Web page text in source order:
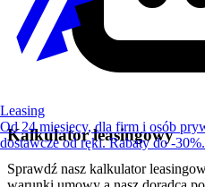
Kalkulator leasingowy
Sprawdź nasz kalkulator
Leasing
Od 24 miesięcy, dla firm i osób
dostawcze od ręki. Rabaty do -30%.